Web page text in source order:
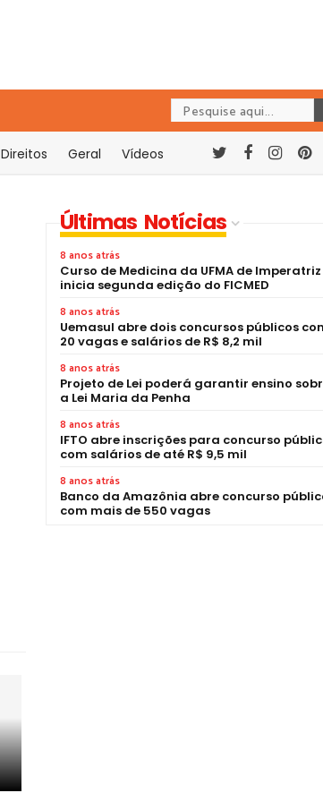
Direitos Geral Vídeos
Últimas Notícias
8 anos atrás
Curso de Medicina da UFMA de Imperatriz
inicia segunda edição do FICMED
8 anos atrás
Uemasul abre dois concursos públicos
20 vagas e salários de R$ 8,2 mil
8 anos atrás
Projeto de Lei poderá garantir ensino
a Lei Maria da Penha
8 anos atrás
IFTO abre inscrições para concurso
com salários de até R$ 9,5 mil
8 anos atrás
Banco da Amazônia abre concurso
com mais de 550 vagas